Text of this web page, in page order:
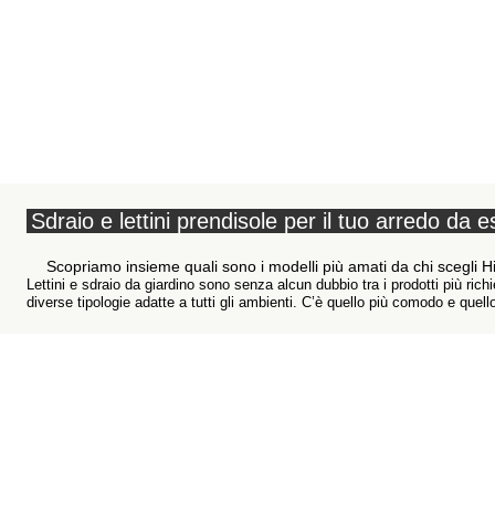
Sdraio e lettini prendisole per il tuo arredo da
Scopriamo insieme quali sono i modelli più amati da chi scegli
Lettini e sdraio da giardino sono senza alcun dubbio tra i prodotti più
diverse tipologie adatte a tutti gli ambienti. C’è quello più comodo e